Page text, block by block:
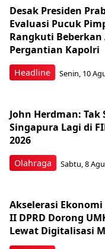
Headline
Desak Presiden
Evaluasi Pucuk
Rangkuti Beberkan
Pergantian Kapolri
Senin, 10
Olahraga
John Herdman: Tak
Singapura Lagi di
2026
Sabtu, 8
Akselerasi
II DPRD Dorong
Lewat Digitalisasi